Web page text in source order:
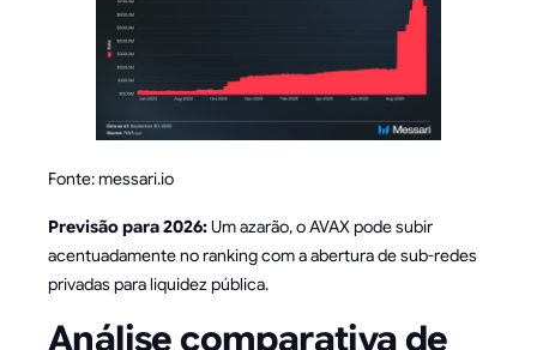
Fonte: messari.io
Previsão para 2026:Um azarão, o AVAX pode subir
acentuadamente no ranking com a abertura de sub-redes
privadas para liquidez pública.
Análise comparativa de